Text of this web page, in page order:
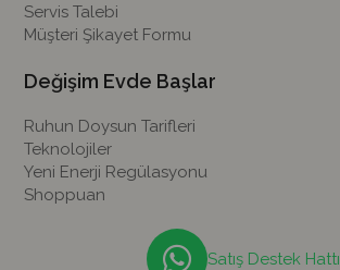
Servis Talebi
Müşteri Şikayet Formu
Değişim Evde Başlar
Ruhun Doysun Tarifleri
Teknolojiler
Yeni Enerji Regülasyonu
Shoppuan
Satış Destek Hattı